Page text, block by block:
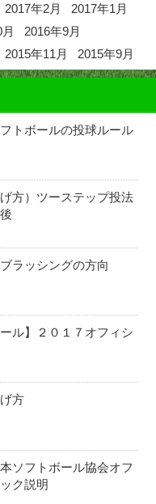
2017年2月
2017年1月
2016年9月
2015年11月 2015年9月
トボールの投球ルール
方）ツーステップ投法
ラッシングの方向
ル】２０１７オフィシ
方
ソフトボール協会オフ
ク説明